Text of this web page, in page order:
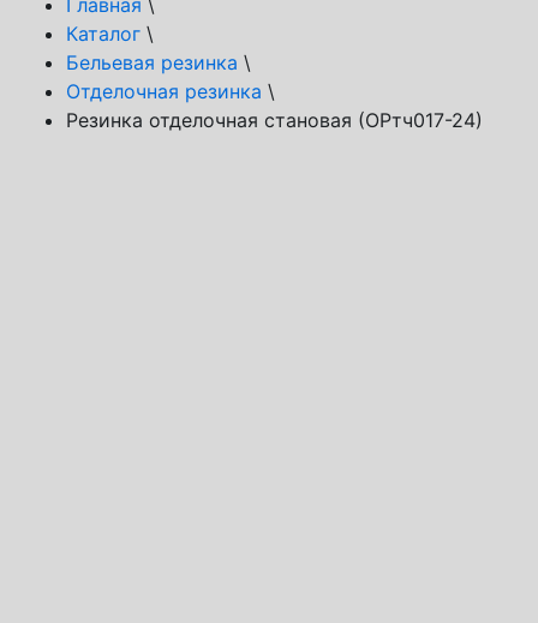
Каталог \
Бельевая резинка \
Отделочная резинка \
Резинка отделочная становая (ОРтч017-24)